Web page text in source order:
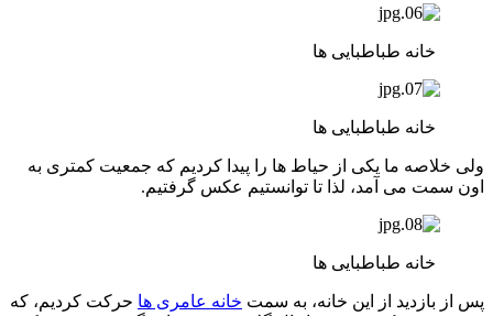
خانه طباطبایی ها
خانه طباطبایی ها
ولی خلاصه ما یکی از حیاط ها را پیدا کردیم که جمعیت کمتری به
اون سمت می آمد، لذا تا توانستیم عکس گرفتیم.
خانه طباطبایی ها
پس از بازدید از این خانه، به سمت خانه عامری ها حرکت کردیم، که